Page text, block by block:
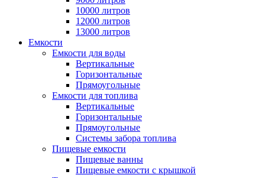
10000 литров
12000 литров
13000 литров
Емкости
Емкости для воды
Вертикальные
Горизонтальные
Прямоугольные
Емкости для топлива
Вертикальные
Горизонтальные
Прямоугольные
Системы забора топлива
Пищевые емкости
Пищевые ванны
Пищевые емкости с крышкой